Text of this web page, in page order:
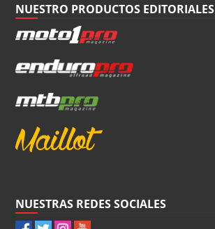
NUESTRO PRODUCTOS EDITORIALES
NUESTRAS REDES SOCIALES